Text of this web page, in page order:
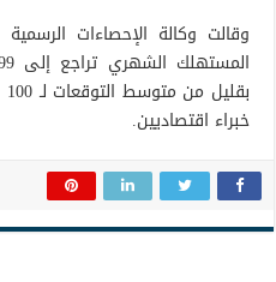
خبراء اقتصاديين.